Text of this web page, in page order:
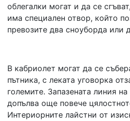
облегалки могат и да се
има специален отвор, който
превозите два сноуборда или
В кабриолет могат да се
пътника, с леката уговорка
големите. Запазената линия
допълва още повече
Интериорните лайстни от